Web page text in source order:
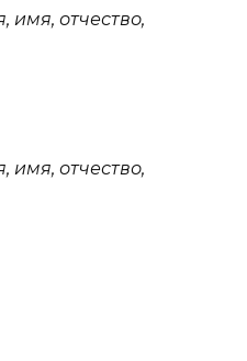
имя, отчество,
имя, отчество,